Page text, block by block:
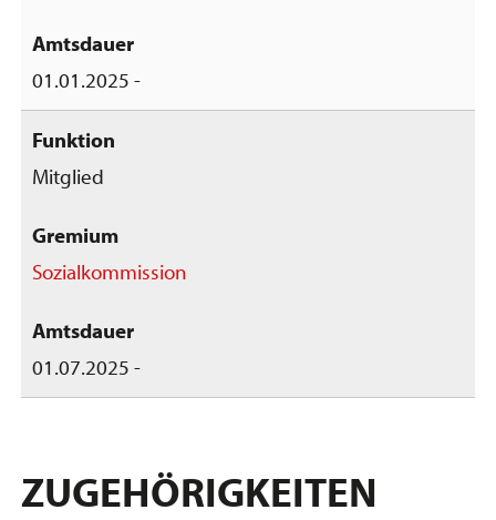
01.01.2025 -
Mitglied
Sozialkommission
01.07.2025 -
ZUGEHÖRIGKEITEN